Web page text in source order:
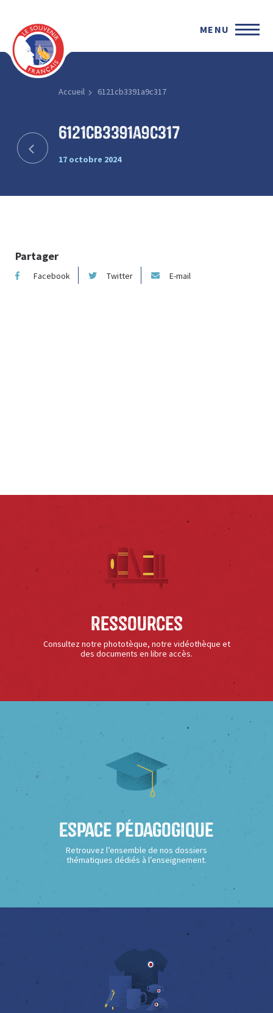
MENU
Accueil 6121cb3391a9c317
6121cb3391a9c317
17 octobre 2024
Partager
Facebook Twitter E-mail
Ressources
Consultez notre phototèque, notre vidéothèque et
des documents en libre accès.
Espace Pédagogique
Retrouvez l’ensemble de nos dossiers
thématiques dédiés à l’enseignement.